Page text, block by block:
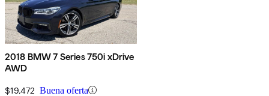
2018 BMW 7 Series 750i xDrive
AWD
$19,472 Buena oferta